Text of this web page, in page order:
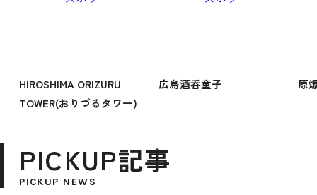
HIROSHIMA ORIZURU
TOWER(おりづるタワー)
広島酒呑童子 原
PICKUP記事
PICKUP NEWS